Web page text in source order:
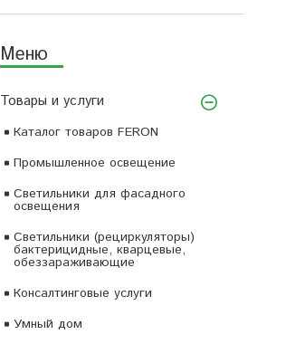
Товары и услуги
Каталог товаров FERON
Промышленное освещение
Светильники для фасадного
освещения
Светильники (рециркуляторы)
бактерицидные, кварцевые,
обеззараживающие
Консалтинговые услуги
Умный дом